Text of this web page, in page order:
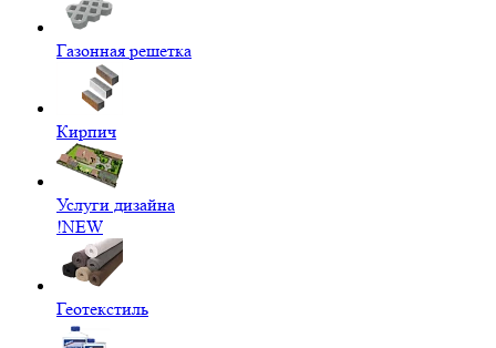
Газонная решетка
Кирпич
Услуги дизайна
!NEW
Геотекстиль